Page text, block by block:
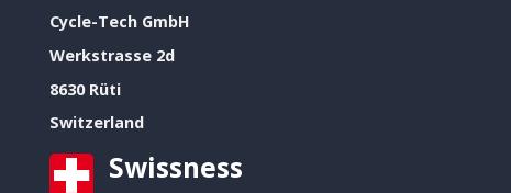
Cycle-Tech GmbH
Werkstrasse 2d
8630 Rüti
Switzerland
Swissness